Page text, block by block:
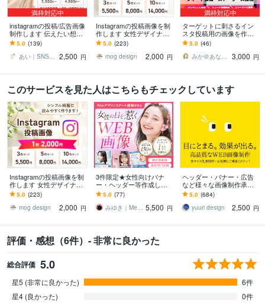
満枠対応中
instagramの投稿/広告画像
制作します 伝えたい想い
を、目に留まるデザイン
へ
5.0 (139)
あい｜SNSデザイン 2,500 円
Instagramの投稿画像を制
作します 女性デザイナー
がシンプル綺麗にリーズ
ナブルに♪
5.0 (223)
mog design
2,000 円
満枠対応中
ターゲットに刺さるイン
スタ投稿用の画像を作成
します フィード投稿、ス
トーリーズ投稿、広告用
画像を作成いたします
5.0 (46)
みか＠あなたに寄り添うサポーター
3,000 円
このサービスを見た人はこちらもチェックしています
Instagramの投稿画像を制
作します 女性デザイナー
がシンプル綺麗にリーズ
ナブルに♪
5.0 (223)
mog design
2,000 円
3件限定★女性向けバナ
ー・ヘッダー等作成しま
す 集客・売上UP！AIでは
作れない目を惹くWEB画
像制作します
5.0 (77)
みゆき｜Mewly design 5,500 円
ヘッダー・バナー・広告
など様々な画像制作承り
ます 【ライトプラン】高
品質・低価格で理想のデ
ザインをお届けします
5.0 (684)
yuuri design
2,500 円
評価・感想（6件）- 非常に良かった
総合評価 5.0
星5 (非常に良かった)
6件
星4 (良かった)
0件